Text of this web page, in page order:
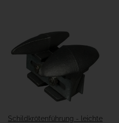
Schildkrötenführung - leichte